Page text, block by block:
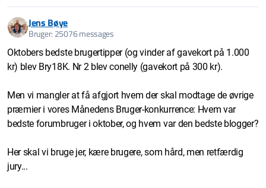
Jens Bøye
Bruger: 25076 messages
Oktobers bedste brugertipper (og vinder af gavekort på 1.000
kr) blev Bry18K. Nr 2 blev conelly (gavekort på 300 kr).
Men vi mangler at få afgjort hvem der skal modtage de øvrige
præmier i vores Månedens Bruger-konkurrence: Hvem var
bedste forumbruger i oktober, og hvem var den bedste blogger?
Her skal vi bruge jer, kære brugere, som hård, men retfærdig
jury...